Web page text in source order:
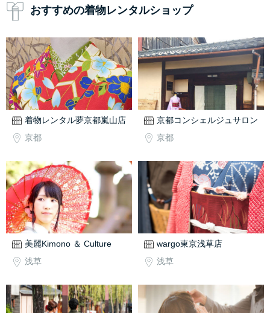
おすすめの着物レンタルショップ
着物レンタル夢京都嵐山店
京都
京都コンシェルジュサロン
京都
美麗Kimono ＆ Culture
浅草
wargo東京浅草店
浅草